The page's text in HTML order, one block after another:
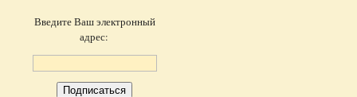
Введите Ваш электронный
адрес: